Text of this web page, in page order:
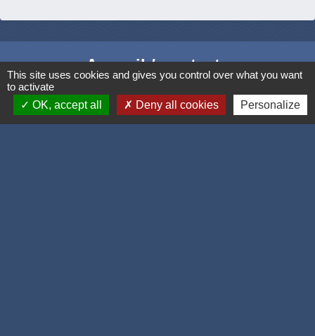
Accueil / contacts
Commune de Corcelles-les-Monts
15, rue Eiffel
This site uses cookies and gives you control over what you want
to activate
OK, accept all
Deny all cookies Personalize